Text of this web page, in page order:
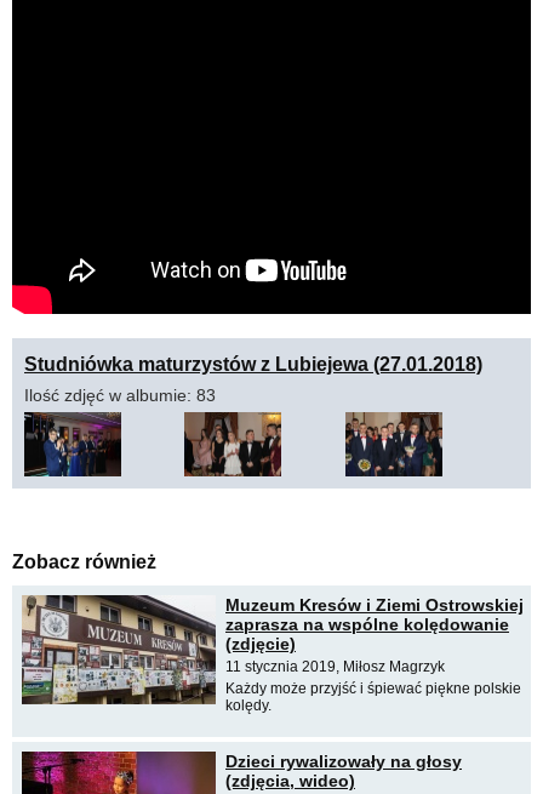
Studniówka maturzystów z Lubiejewa (27.01.2018)
Ilość zdjęć w albumie: 83
Zobacz również
Muzeum Kresów i Ziemi Ostrowskiej
zaprasza na wspólne kolędowanie
(zdjęcie)
11 stycznia 2019, Miłosz Magrzyk
Każdy może przyjść i śpiewać piękne polskie
kolędy.
Dzieci rywalizowały na głosy
(zdjęcia, wideo)